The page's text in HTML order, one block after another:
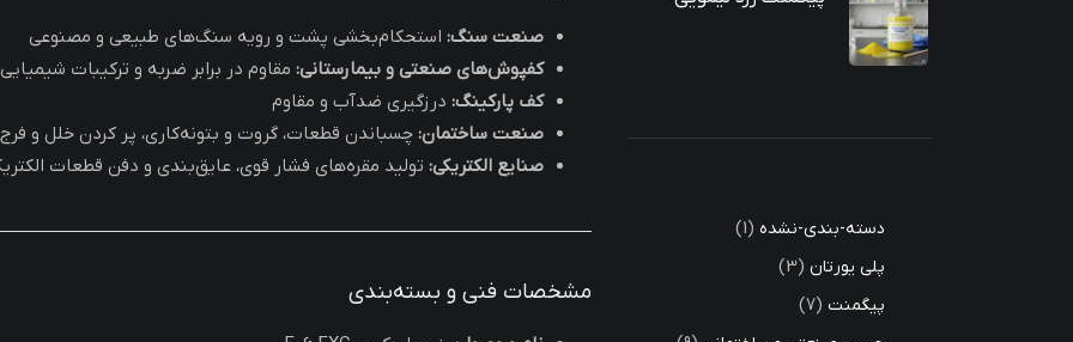
صنعت سنگ: استحکام‌بخشی پشت و رویه سنگ‌های طبیعی و مصنوعی
کفپوش‌های صنعتی و بیمارستانی: مقاوم در برابر ضربه و ترکیبات
کف پارکینگ: درزگیری ضدآب و مقاوم
صنعت ساختمان: چسباندن قطعات، گروت و بتونه‌کاری، پر کردن خلل و
صنایع الکتریکی: تولید مقره‌های فشار قوی، عایق‌بندی و دفن قطعات
مشخصات فنی و بسته‌بندی
دسته-بندی-نشده
1
پلی یورتان 3
پیگمنت 7